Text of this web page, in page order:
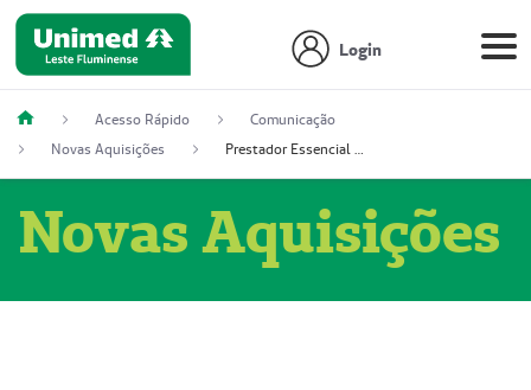
Login
Acesso Rápido
Comunicação
Novas Aquisições
Prestador Essencial Gestão em Saúde Ereli (51004354-7)
Novas Aquisições